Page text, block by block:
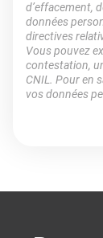
d’effacement,
données
directives
Vous pouvez
contestation,
CNIL. Pour en
vos données